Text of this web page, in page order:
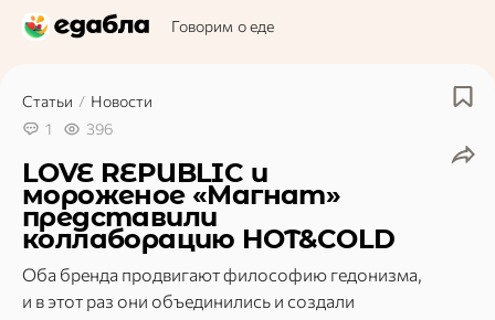
Говорим о еде
Статьи / Новости
1
396
LOVE REPUBLIC и
мороженое «Магнат»
представили
коллаборацию HOT&COLD
Оба бренда продвигают философию гедонизма,
и в этот раз они объединились и создали